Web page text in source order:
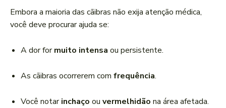
Embora a maioria das cãibras não exija atenção médica,
você deve procurar ajuda se:
A dor formuito intensa ou persistente.
As cãibras ocorrerem com frequência.
Você notarinchaço ou vermelhidão na área afetada.